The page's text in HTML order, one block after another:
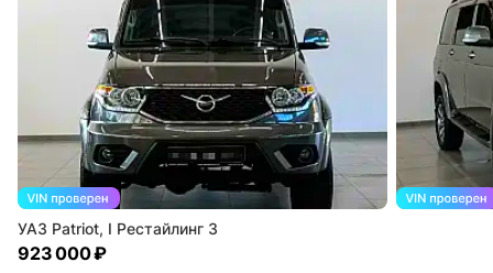
УАЗ Patriot, I Рестайлинг 3
923 000 ₽